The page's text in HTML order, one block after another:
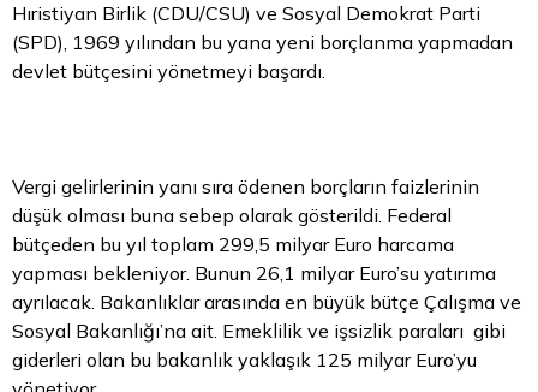
Hıristiyan Birlik (CDU/CSU) ve Sosyal Demokrat Parti
(SPD), 1969 yılından bu yana yeni borçlanma yapmadan
devlet bütçesini yönetmeyi başardı.
Vergi gelirlerinin yanı sıra ödenen borçların faizlerinin
düşük olması buna sebep olarak gösterildi. Federal
bütçeden bu yıl toplam 299,5 milyar Euro harcama
yapması bekleniyor. Bunun 26,1 milyar Euro’su yatırıma
ayrılacak. Bakanlıklar arasında en büyük bütçe Çalışma ve
Sosyal Bakanlığı’na ait. Emeklilik ve işsizlik paraları gibi
giderleri olan bu bakanlık yaklaşık 125 milyar Euro’yu